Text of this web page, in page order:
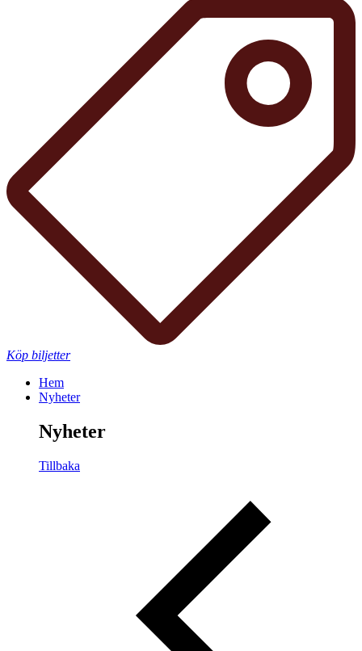
Köp biljetter
Hem
Nyheter
Nyheter
Tillbaka